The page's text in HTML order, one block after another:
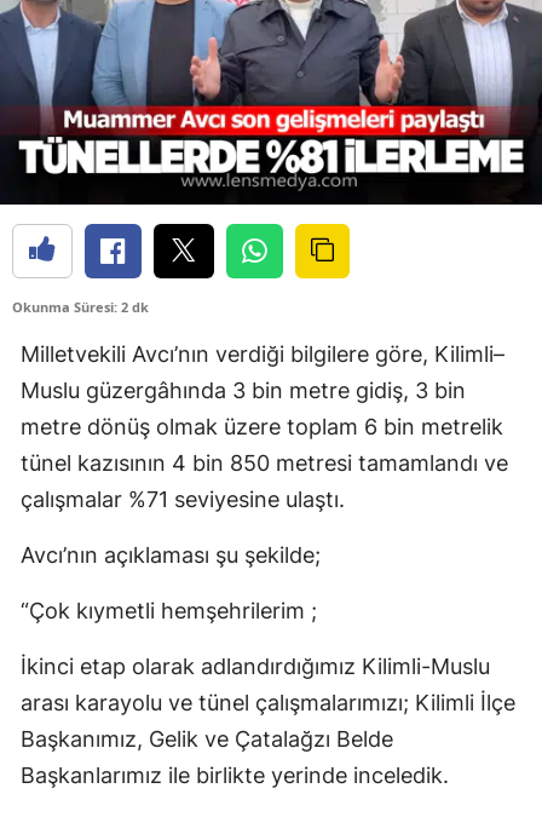
Okunma Süresi: 2 dk
Milletvekili Avcı’nın verdiği bilgilere göre, Kilimli–
Muslu güzergâhında 3 bin metre gidiş, 3 bin
metre dönüş olmak üzere toplam 6 bin metrelik
tünel kazısının 4 bin 850 metresi tamamlandı ve
çalışmalar %71 seviyesine ulaştı.
Avcı’nın açıklaması şu şekilde;
“Çok kıymetli hemşehrilerim ;
İkinci etap olarak adlandırdığımız Kilimli-Muslu
arası karayolu ve tünel çalışmalarımızı; Kilimli İlçe
Başkanımız, Gelik ve Çatalağzı Belde
Başkanlarımız ile birlikte yerinde inceledik.